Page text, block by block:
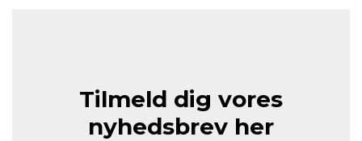
Tilmeld dig vores
nyhedsbrev her